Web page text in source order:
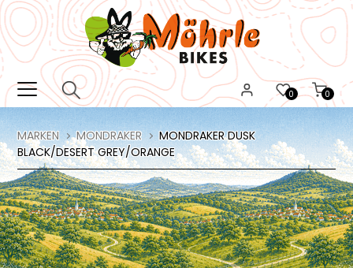
0
0
MARKEN MONDRAKER
MONDRAKER DUSK
BLACK/DESERT GREY/ORANGE